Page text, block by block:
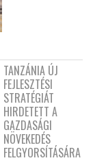
TANZÁNIA ÚJ
FEJLESZTÉSI
STRATÉGIÁT
HIRDETETT A
GAZDASÁGI
NÖVEKEDÉS
FELGYORSÍTÁSÁRA